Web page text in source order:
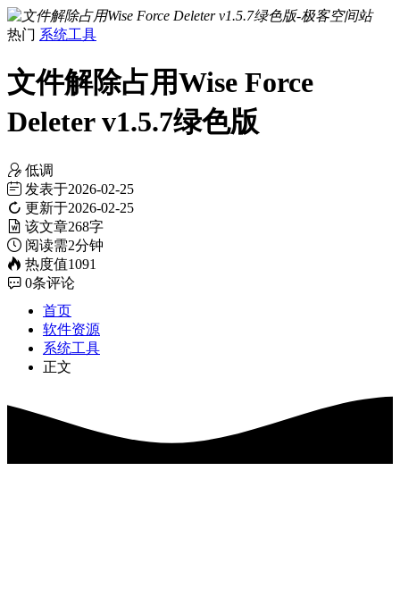
热门 系统工具
文件解除占用Wise Force
Deleter v1.5.7绿色版
低调
发表于2026-02-25
更新于2026-02-25
该文章268字
阅读需2分钟
热度值1091
0条评论
首页
软件资源
系统工具
正文